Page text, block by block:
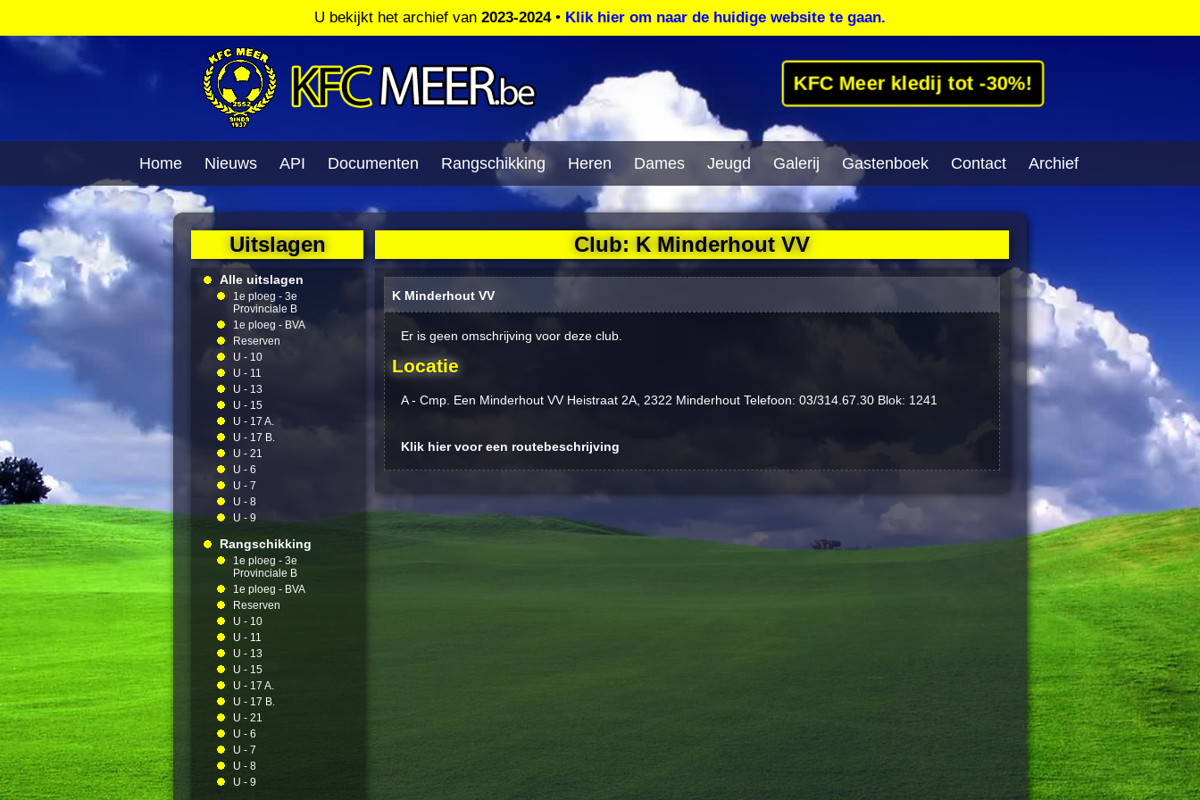
U bekijkt het archief van 2023-2024• Klik hier om naar de huidige website te gaan.
KFC Meer kledij tot -30%!
Home Nieuws API Documenten Rangschikking Heren Dames Jeugd Galerij Gastenboek Contact Archief
Uitslagen
Alle uitslagen
1e ploeg - 3e
Provinciale B
1e ploeg - BVA
Reserven
U - 10
U - 11
U - 13
U - 15
U - 17 A.
U - 17 B.
U - 21
U - 6
U - 7
U - 8
U - 9
Rangschikking
1e ploeg - 3e
Provinciale B
1e ploeg - BVA
Reserven
U - 10
U - 11
U - 13
U - 15
U - 17 A.
U - 17 B.
U - 21
U - 6
U - 7
U - 8
U - 9
Club: K Minderhout VV
K Minderhout VV
Er is geen omschrijving voor deze club.
Locatie
A - Cmp. Een Minderhout VV Heistraat 2A, 2322 Minderhout Telefoon: 03/314.67.30 Blok: 1241
Klik hier voor een routebeschrijving